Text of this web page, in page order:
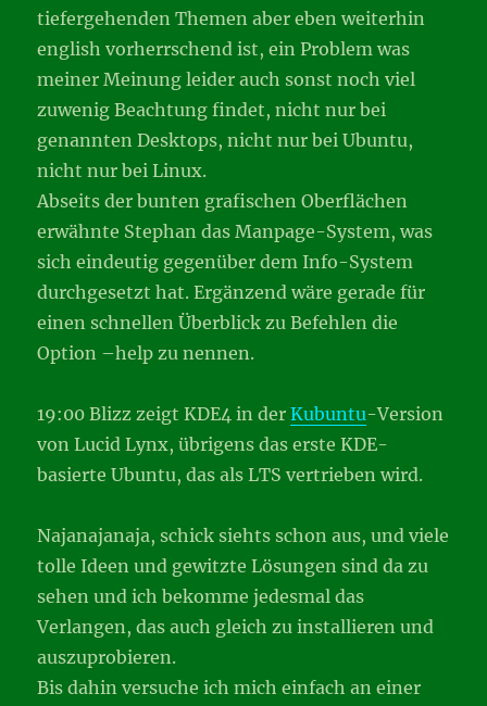
tiefergehenden Themen aber eben weiterhin
english vorherrschend ist, ein Problem was
meiner Meinung leider auch sonst noch viel
zuwenig Beachtung findet, nicht nur bei
genannten Desktops, nicht nur bei Ubuntu,
nicht nur bei Linux.
Abseits der bunten grafischen Oberflächen
erwähnte Stephan das Manpage-System, was
sich eindeutig gegenüber dem Info-System
durchgesetzt hat. Ergänzend wäre gerade für
einen schnellen Überblick zu Befehlen die
Option –help zu nennen.
19:00 Blizz zeigt KDE4 in derKubuntu-Version
von Lucid Lynx, übrigens das erste KDE-
basierte Ubuntu, das als LTS vertrieben wird.
Najanajanaja, schick siehts schon aus, und viele
tolle Ideen und gewitzte Lösungen sind da zu
sehen und ich bekomme jedesmal das
Verlangen, das auch gleich zu installieren und
auszuprobieren.
Bis dahin versuche ich mich einfach an einer